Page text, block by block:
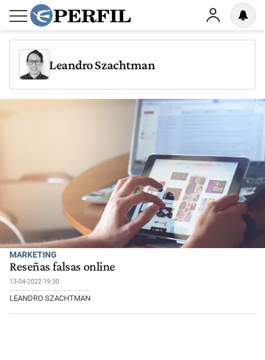
Leandro Szachtman
MARKETING
Reseñas falsas online
13-04-2022 19:30
LEANDRO SZACHTMAN